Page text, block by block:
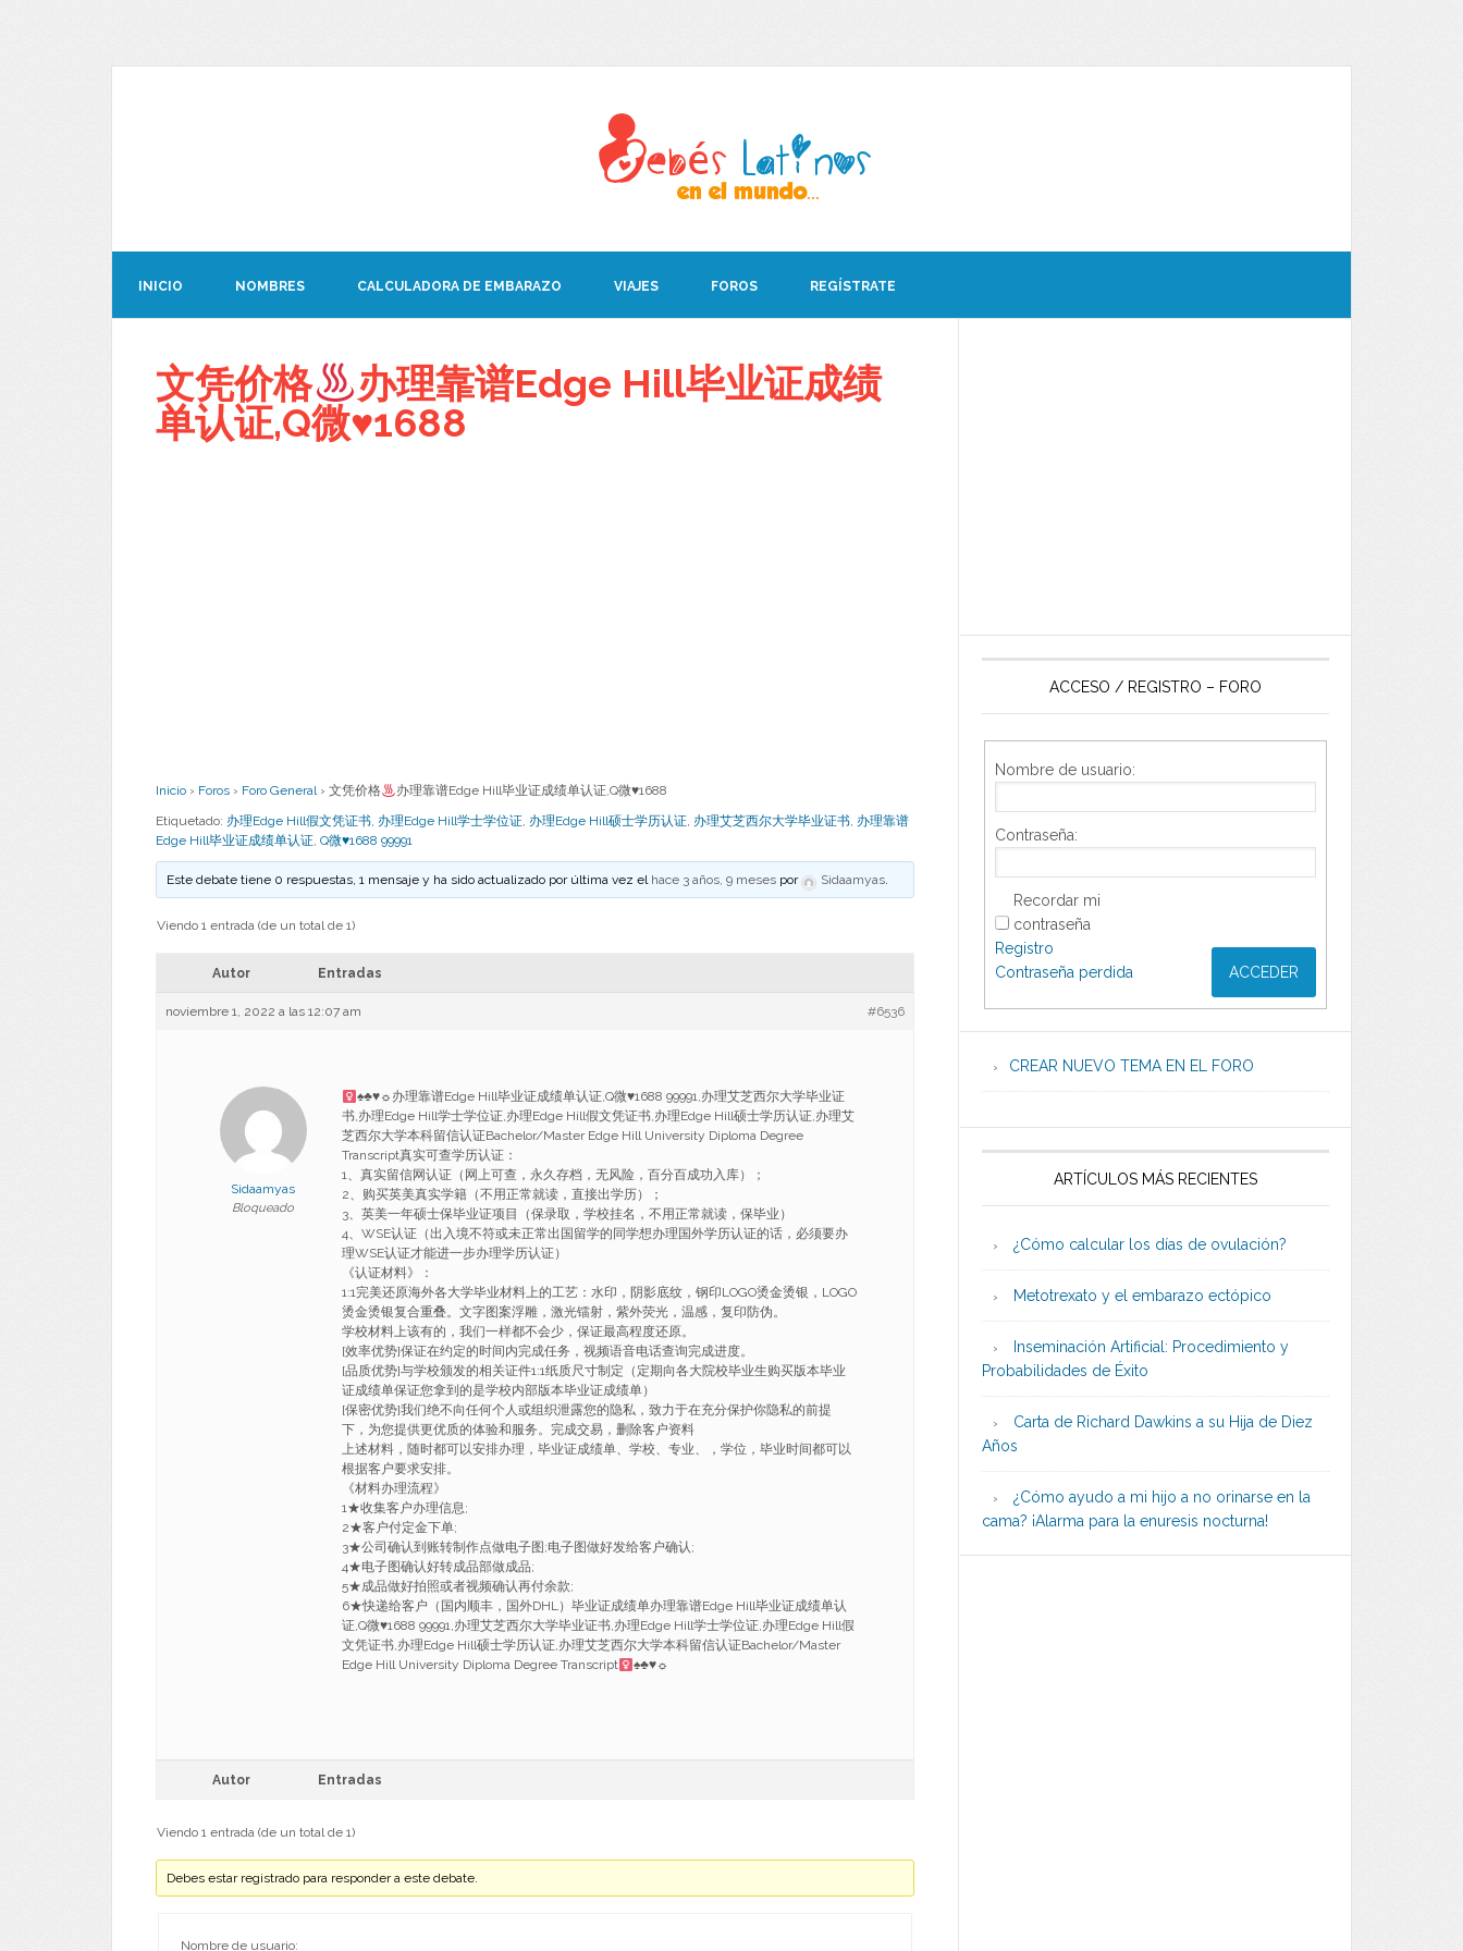
INICIO NOMBRES CALCULADORA DE EMBARAZO VIAJES FOROS REGÍSTRATE
文凭价格
办理靠谱Edge Hill毕业证成绩
单认证,Q微♥1688
Inicio › Foros › Foro General › 文凭价格 办理靠谱Edge Hill毕业证成绩单认证,Q微♥1688
Etiquetado: 办理Edge Hill假文凭证书, 办理Edge Hill学士学位证, 办理Edge Hill硕士学历认证, 办理艾芝西尔大学毕业证书, 办理靠谱
Edge Hill毕业证成绩单认证, Q微♥1688 99991
Este debate tiene 0 respuestas, 1 mensaje y ha sido actualizado por última vez el hace 3 años, 9 meses por Sidaamyas.
Viendo 1 entrada (de un total de 1)
Autor Entradas
noviembre 1, 2022 a las 12:07 am #6536
Sidaamyas
Bloqueado
♠♣♥☼办理靠谱Edge Hill毕业证成绩单认证,Q微♥1688 99991,办理艾芝西尔大学毕业证
书,办理Edge Hill学士学位证,办理Edge Hill假文凭证书,办理Edge Hill硕士学历认证,办理艾
芝西尔大学本科留信认证Bachelor/Master Edge Hill University Diploma Degree
Transcript真实可查学历认证：
1、真实留信网认证（网上可查，永久存档，无风险，百分百成功入库）；
2、购买英美真实学籍（不用正常就读，直接出学历）；
3、英美一年硕士保毕业证项目（保录取，学校挂名，不用正常就读，保毕业）
4、WSE认证（出入境不符或未正常出国留学的同学想办理国外学历认证的话，必须要办
理WSE认证才能进一步办理学历认证）
《认证材料》：
1:1完美还原海外各大学毕业材料上的工艺：水印，阴影底纹，钢印LOGO烫金烫银，LOGO
烫金烫银复合重叠。文字图案浮雕，激光镭射，紫外荧光，温感，复印防伪。
学校材料上该有的，我们一样都不会少，保证最高程度还原。
[效率优势]保证在约定的时间内完成任务，视频语音电话查询完成进度。
[品质优势]与学校颁发的相关证件1:1纸质尺寸制定（定期向各大院校毕业生购买版本毕业
证成绩单保证您拿到的是学校内部版本毕业证成绩单）
[保密优势]我们绝不向任何个人或组织泄露您的隐私，致力于在充分保护你隐私的前提
下，为您提供更优质的体验和服务。完成交易，删除客户资料
上述材料，随时都可以安排办理，毕业证成绩单、学校、专业、，学位，毕业时间都可以
根据客户要求安排。
《材料办理流程》
1★收集客户办理信息;
2★客户付定金下单;
3★公司确认到账转制作点做电子图;电子图做好发给客户确认;
4★电子图确认好转成品部做成品;
5★成品做好拍照或者视频确认再付余款;
6★快递给客户（国内顺丰，国外DHL）毕业证成绩单办理靠谱Edge Hill毕业证成绩单认
证,Q微♥1688 99991,办理艾芝西尔大学毕业证书,办理Edge Hill学士学位证,办理Edge Hill假
文凭证书,办理Edge Hill硕士学历认证,办理艾芝西尔大学本科留信认证Bachelor/Master
Edge Hill University Diploma Degree Transcript
♠♣♥☼
Autor Entradas
Viendo 1 entrada (de un total de 1)
Debes estar registrado para responder a este debate.
Nombre de usuario:
ACCESO / REGISTRO – FORO
Nombre de usuario:
Contraseña:
Recordar mi
contraseña
ACCEDER
Registro
Contraseña perdida
CREAR NUEVO TEMA EN EL FORO
ARTÍCULOS MÁS RECIENTES
¿Cómo calcular los días de ovulación?
Metotrexato y el embarazo ectópico
Inseminación Artificial: Procedimiento y
Probabilidades de Éxito
Carta de Richard Dawkins a su Hija de Diez
Años
¿Cómo ayudo a mi hijo a no orinarse en la
cama? ¡Alarma para la enuresis nocturna!